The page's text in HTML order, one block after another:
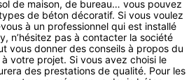
de maison, de bureau… vous pouvez
de béton décoratif. Si vous voulez
à un professionnel qui est installé
n’hésitez pas à contacter la société
vous donner des conseils à propos du
votre projet. Si vous avez choisi le
des prestations de qualité. Pour les